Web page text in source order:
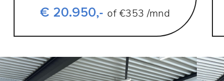
€ 20.950,- of €353 /mnd